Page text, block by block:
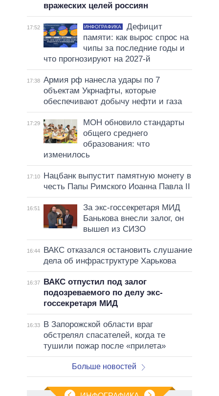
вражеских целей россиян
17:52 ИНФОГРАФИКА
Дефицит
памяти: как вырос спрос на
чипы за последние годы и
что прогнозируют на 2027-й
17:38 Армия рф нанесла удары по 7
объектам Укрнафты, которые
обеспечивают добычу нефти и газа
17:29
МОН обновило стандарты
общего среднего
образования: что
изменилось
17:10
Нацбанк выпустит памятную монету в
честь Папы Римского Иоанна Павла II
16:51
За экс-госсекретаря МИД
Банькова внесли залог, он
вышел из СИЗО
16:44
ВАКС отказался остановить слушание
дела об инфраструктуре Харькова
16:37
ВАКС отпустил под залог
подозреваемого по делу экс-
госсекретаря МИД
16:33
В Запорожской области враг
обстрелял спасателей, когда те
тушили пожар после «прилета»
Больше новостей